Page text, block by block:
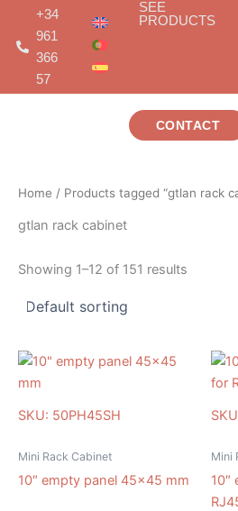
content
+34
961
366
57
SEE
PRODUCTS
CONTACT
Home / Products tagged “gtlan rack
gtlan rack cabinet
Showing 1–12 of 151 results
SKU: 50PH45SH
Mini Rack Cabinet
10″ empty panel 45×45 mm
Mini
10″